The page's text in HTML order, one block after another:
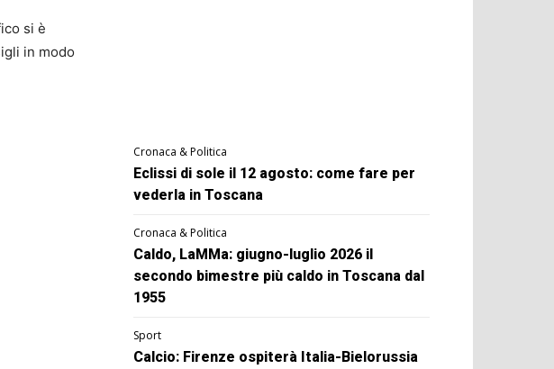
si è
in modo
Cronaca & Politica
Eclissi di sole il 12 agosto: come fare per
vederla in Toscana
Cronaca & Politica
Caldo, LaMMa: giugno-luglio 2026 il
secondo bimestre più caldo in Toscana dal
1955
Sport
Calcio: Firenze ospiterà Italia-Bielorussia